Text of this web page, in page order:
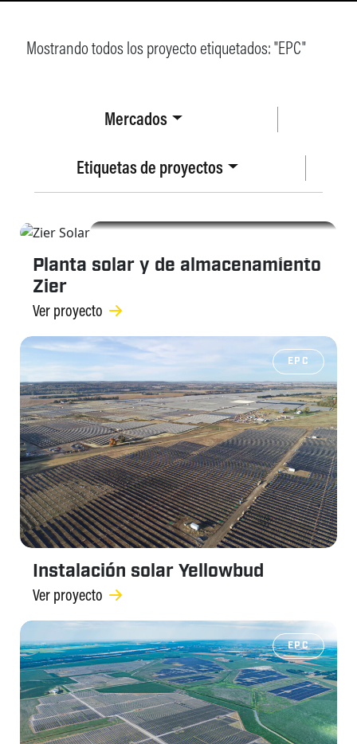
Mercados
Etiquetas de proyectos
Mostrando todos los proyecto etiquetados: "EPC"
Planta solar y de almacenamiento
Zier
Ver proyecto
EPC
Instalación solar Yellowbud
Ver proyecto
EPC